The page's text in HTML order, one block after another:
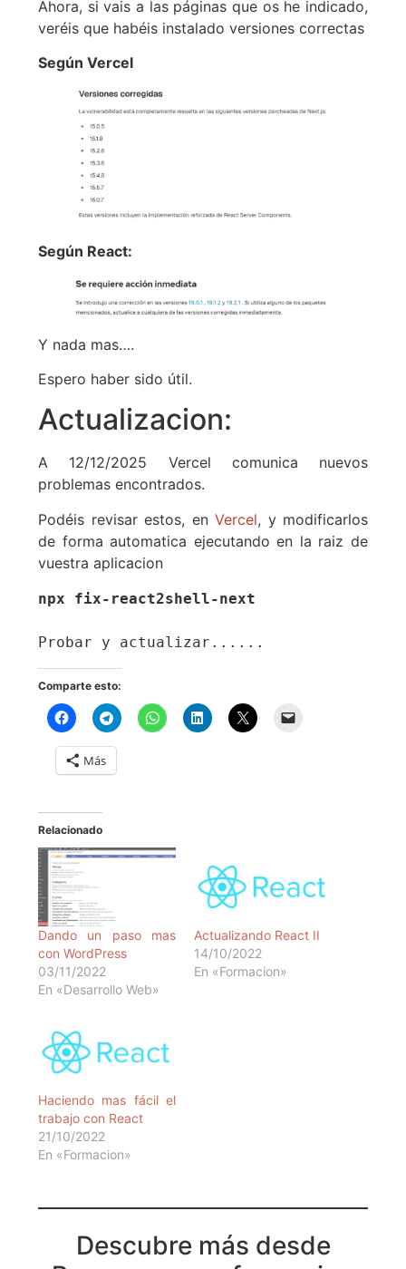
Ahora, si vais a las páginas que os he indicado,
veréis que habéis instalado versiones correctas
Según Vercel
Según React:
Y nada mas….
Espero haber sido útil.
Actualizacion:
A 12/12/2025 Vercel comunica nuevos
problemas encontrados.
Podéis revisar estos, en Vercel, y modificarlos
de forma automatica ejecutando en la raiz de
vuestra aplicacion
npx fix-react2shell-next
Probar y actualizar......
Comparte esto:
Más
Relacionado
Dando un paso mas
con WordPress
03/11/2022
En «Desarrollo Web»
Actualizando React II
14/10/2022
En «Formacion»
Haciendo mas fácil el
trabajo con React
21/10/2022
En «Formacion»
Descubre más desde